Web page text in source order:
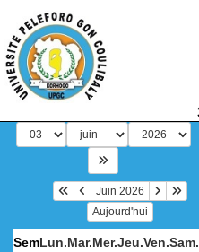
Juin 2026
Aujourd'hui
SemLun.Mar.Mer.Jeu.Ven.Sam.